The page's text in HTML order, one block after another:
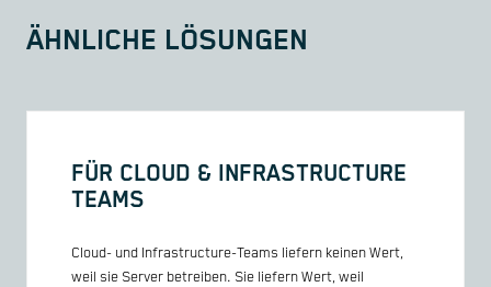
ÄHNLICHE LÖSUNGEN
FÜR CLOUD & INFRASTRUCTURE
TEAMS
Cloud- und Infrastructure-Teams liefern keinen Wert,
weil sie Server betreiben. Sie liefern Wert, weil